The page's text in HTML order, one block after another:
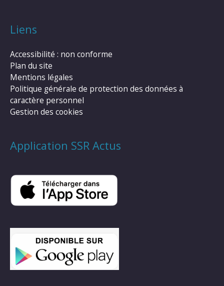
Liens
Accessibilité : non conforme
Plan du site
Mentions légales
Politique générale de protection des données à
caractère personnel
Gestion des cookies
Application SSR Actus